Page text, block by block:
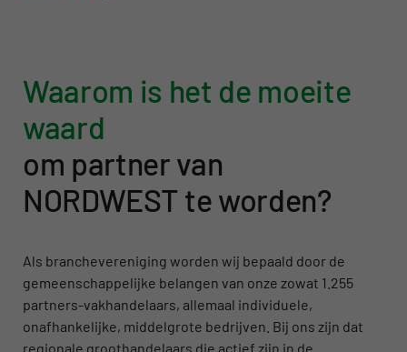
Waarom is het de moeite
waard
om partner van
NORDWEST te worden?
Als branchevereniging worden wij bepaald door de
gemeenschappelijke belangen van onze zowat 1.255
partners-vakhandelaars, allemaal individuele,
onafhankelijke, middelgrote bedrijven. Bij ons zijn dat
regionale groothandelaars die actief zijn in de